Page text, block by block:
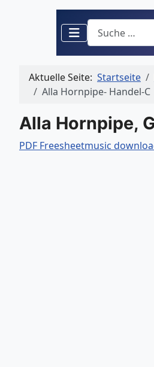
Suchen
Aktuelle Seite: Startseite
Alla Hornpipe- Handel-C
Alla Hornpipe,
PDF Freesheetmusic